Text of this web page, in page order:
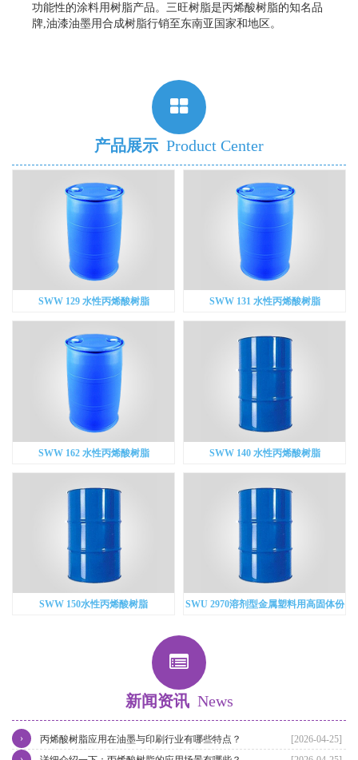
功能性的涂料用树脂产品。三旺树脂是丙烯酸树脂的知名品
牌,油漆油墨用合成树脂行销至东南亚国家和地区。
产品展示 Product Center
SWW 129 水性丙烯酸树脂 SWW 131 水性丙烯酸树脂
SWW 162 水性丙烯酸树脂 SWW 140 水性丙烯酸树脂
SWW 150水性丙烯酸树脂
SWU 2970溶剂型金属塑料用高固体份
新闻资讯 News
[2026-04-25]
丙烯酸树脂应用在油墨与印刷行业有哪些特点？
›